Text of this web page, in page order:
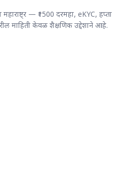
— ₹1500 दरमहा, eKYC, हप्ता
माहिती केवळ शैक्षणिक उद्देशाने आहे.